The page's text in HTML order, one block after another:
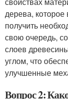
дерева,
получить
свою очередь,
слоев
углом, что
улучшенные
Вопрос 2: